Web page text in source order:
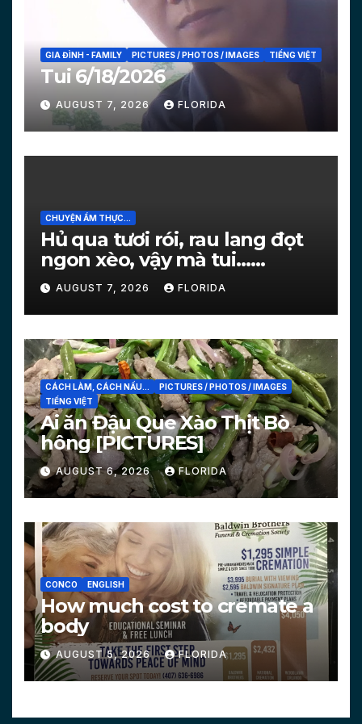
GIA ĐÌNH - FAMILY PICTURES / PHOTOS / IMAGES TIẾNG VIỆT
Tui 6/18/2026
AUGUST 7, 2026 FLORIDA
CHUYỆN ẨM THỰC...
Hủ qua tươi rói, rau lang đọt
ngon xèo, vậy mà tui…
[PICTURES]
AUGUST 7, 2026 FLORIDA
CÁCH LÀM, CÁCH NẤU...
PICTURES / PHOTOS / IMAGES
TIẾNG VIỆT
Ai ăn Đậu Que Xào Thịt Bò
hông [PICTURES]
AUGUST 6, 2026 FLORIDA
CONCO ENGLISH
How much cost to cremate a
body
AUGUST 5, 2026 FLORIDA